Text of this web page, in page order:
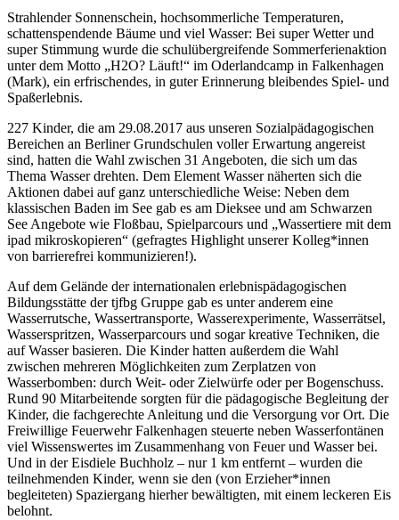
Strahlender Sonnenschein, hochsommerliche Temperaturen,
schattenspendende Bäume und viel Wasser: Bei super Wetter und
super Stimmung wurde die schulübergreifende Sommerferienaktion
unter dem Motto „H2O? Läuft!“ im Oderlandcamp in Falkenhagen
(Mark), ein erfrischendes, in guter Erinnerung bleibendes Spiel- und
Spaßerlebnis.
227 Kinder, die am 29.08.2017 aus unseren Sozialpädagogischen
Bereichen an Berliner Grundschulen voller Erwartung angereist
sind, hatten die Wahl zwischen 31 Angeboten, die sich um das
Thema Wasser drehten. Dem Element Wasser näherten sich die
Aktionen dabei auf ganz unterschiedliche Weise: Neben dem
klassischen Baden im See gab es am Dieksee und am Schwarzen
See Angebote wie Floßbau, Spielparcours und „Wassertiere mit dem
ipad mikroskopieren“ (gefragtes Highlight unserer Kolleg*innen
von barrierefrei kommunizieren!).
Auf dem Gelände der internationalen erlebnispädagogischen
Bildungsstätte der tjfbg Gruppe gab es unter anderem eine
Wasserrutsche, Wassertransporte, Wasserexperimente, Wasserrätsel,
Wasserspritzen, Wasserparcours und sogar kreative Techniken, die
auf Wasser basieren. Die Kinder hatten außerdem die Wahl
zwischen mehreren Möglichkeiten zum Zerplatzen von
Wasserbomben: durch Weit- oder Zielwürfe oder per Bogenschuss.
Rund 90 Mitarbeitende sorgten für die pädagogische Begleitung der
Kinder, die fachgerechte Anleitung und die Versorgung vor Ort. Die
Freiwillige Feuerwehr Falkenhagen steuerte neben Wasserfontänen
viel Wissenswertes im Zusammenhang von Feuer und Wasser bei.
Und in der Eisdiele Buchholz – nur 1 km entfernt – wurden die
teilnehmenden Kinder, wenn sie den (von Erzieher*innen
begleiteten) Spaziergang hierher bewältigten, mit einem leckeren Eis
belohnt.